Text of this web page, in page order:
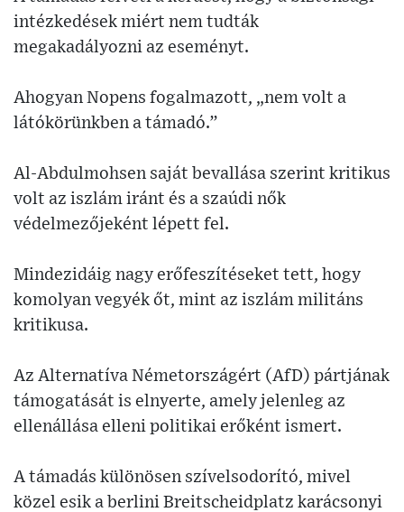
intézkedések miért nem tudták
megakadályozni az eseményt.
Ahogyan Nopens fogalmazott, „nem volt a
látókörünkben a támadó.”
Al-Abdulmohsen saját bevallása szerint kritikus
volt az iszlám iránt és a szaúdi nők
védelmezőjeként lépett fel.
Mindezidáig nagy erőfeszítéseket tett, hogy
komolyan vegyék őt, mint az iszlám militáns
kritikusa.
Az Alternatíva Németországért (AfD) pártjának
támogatását is elnyerte, amely jelenleg az
ellenállása elleni politikai erőként ismert.
A támadás különösen szívelsodorító, mivel
közel esik a berlini Breitscheidplatz karácsonyi